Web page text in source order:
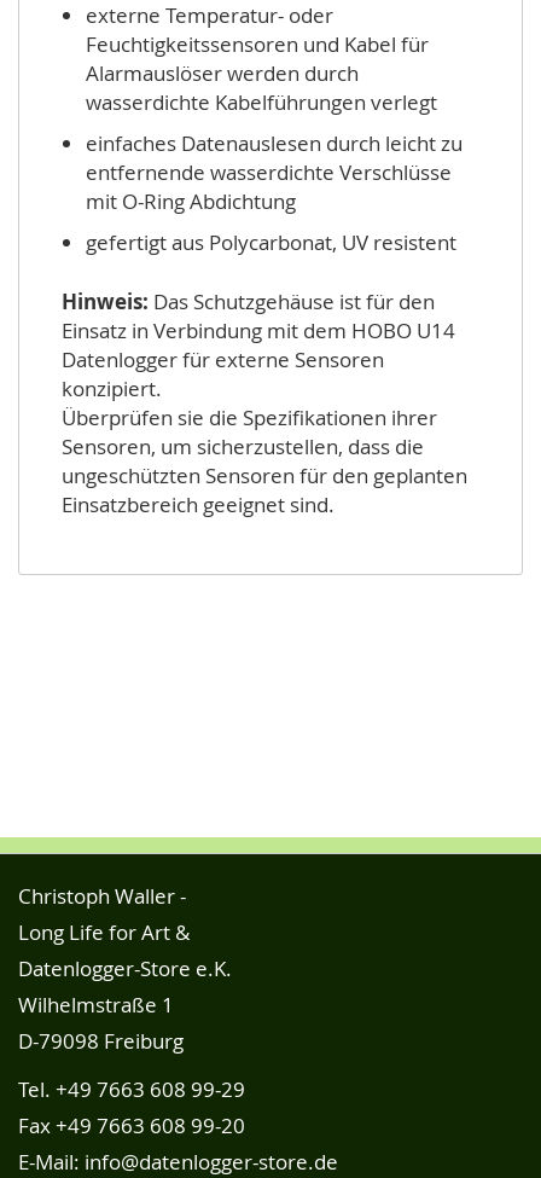
externe Temperatur- oder
Feuchtigkeitssensoren und Kabel für
Alarmauslöser werden durch
wasserdichte Kabelführungen verlegt
einfaches Datenauslesen durch leicht zu
entfernende wasserdichte Verschlüsse
mit O-Ring Abdichtung
gefertigt aus Polycarbonat, UV resistent
Hinweis: Das Schutzgehäuse ist für den
Einsatz in Verbindung mit dem HOBO U14
Datenlogger für externe Sensoren
konzipiert.
Überprüfen sie die Spezifikationen ihrer
Sensoren, um sicherzustellen, dass die
ungeschützten Sensoren für den geplanten
Einsatzbereich geeignet sind.
Christoph Waller -
Long Life for Art &
Datenlogger-Store e.K.
Wilhelmstraße 1
D-79098 Freiburg
Tel. +49 7663 608 99-29
Fax +49 7663 608 99-20
E-Mail: info@datenlogger-store.de